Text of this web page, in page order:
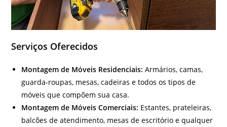
Serviços Oferecidos
Montagem de Móveis Residenciais: Armários, camas,
guarda-roupas, mesas, cadeiras e todos os tipos de
móveis que compõem sua casa.
Montagem de Móveis Comerciais: Estantes, prateleiras,
balcões de atendimento, mesas de escritório e qualquer